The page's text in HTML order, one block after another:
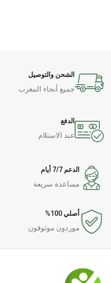
الشحن والتوصيل
جميع أنحاء المغرب
الدفع
عند الاستلام
الدعم 7/7 أيام
مساعدة سريعة
أصلي 100%
موردون موثوقون